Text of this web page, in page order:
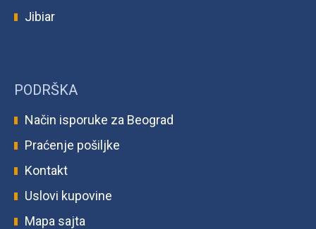
Jibiar
PODRŠKA
Način isporuke za Beograd
Praćenje pošiljke
Kontakt
Uslovi kupovine
Mapa sajta